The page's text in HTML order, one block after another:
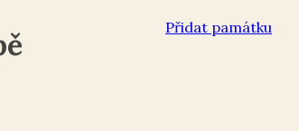
Přidat památku